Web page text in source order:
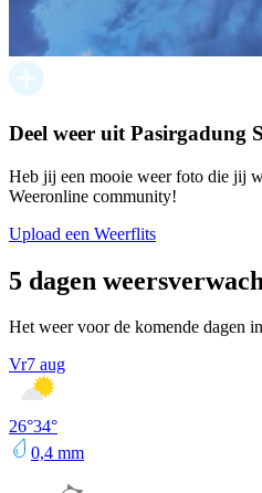
Deel weer uit Pasirgadung
Heb jij een mooie weer foto die jij
Weeronline community!
Upload een Weerflits
5 dagen
Het weer voor de komende dagen
Vr7 aug
26°34°
0,4 mm